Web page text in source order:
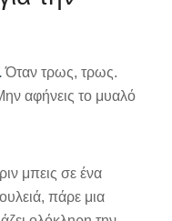
Όταν τρως, τρως.
αφήνεις το μυαλό
μπεις σε ένα
πάρε μια